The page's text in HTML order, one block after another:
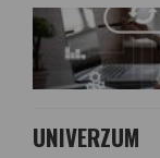
UNIVERZUM